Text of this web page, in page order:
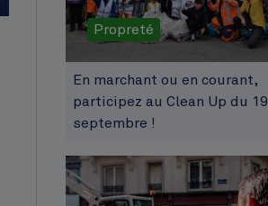
Propreté
En marchant ou en courant,
participez au Clean Up du 19
septembre !